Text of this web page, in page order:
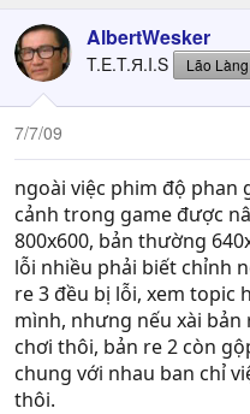
AlbertWesker
T.E.T.Я.I.S Lão
7/7/09
ngoài việc phim độ phan
cảnh trong game được
800x600, bản thường
lỗi nhiều phải biết chỉnh
re 3 đều bị lỗi, xem topic
mình, nhưng nếu xài bản
chơi thôi, bản re 2 còn
chung với nhau ban chỉ
thôi.